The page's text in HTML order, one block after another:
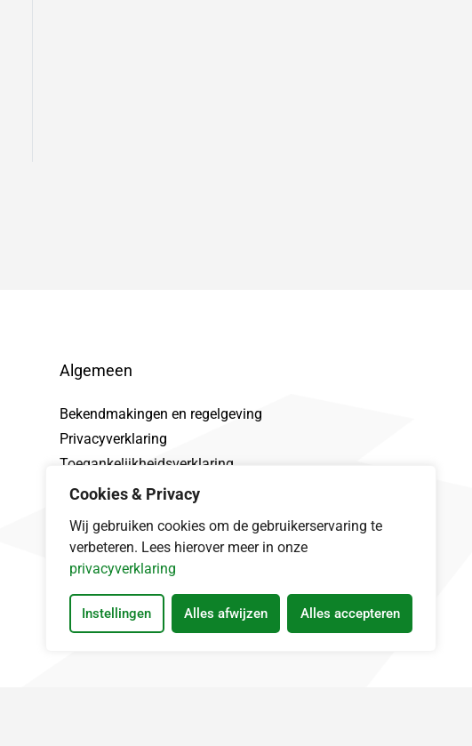
Cookies & Privacy
Wij gebruiken cookies om de gebruikerservaring te
verbeteren. Lees hierover meer in onze
privacyverklaring
Instellingen Alles afwijzen Alles accepteren
Algemeen
Bekendmakingen en regelgeving
Privacyverklaring
Toegankelijkheidsverklaring
Proclaimer